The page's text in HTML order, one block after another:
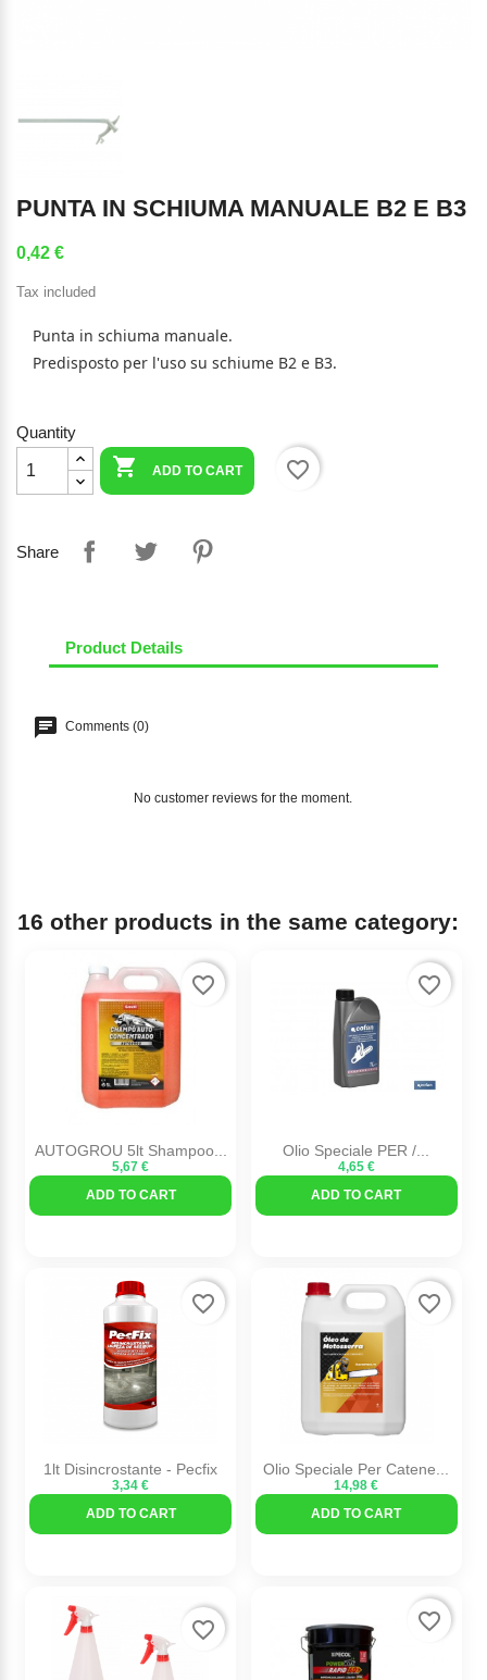
PUNTA IN SCHIUMA MANUALE B2 E B3
0,42 €
Tax included
Punta in schiuma manuale.
Predisposto per l'uso su schiume B2 e B3.
Quantity
 ADD TO CART favorite_border
Share
Product Details
Comments (0)
No customer reviews for the moment.
16 other products in the same category:
AUTOGROU 5lt Shampoo...
5,67 €
ADD TO CART
favorite_border
Olio Speciale PER /...
4,65 €
ADD TO CART
favorite_border
1lt Disincrostante - Pecfix
3,34 €
ADD TO CART
favorite_border
Olio Speciale Per Catene...
14,98 €
ADD TO CART
favorite_border
favorite_border favorite_border